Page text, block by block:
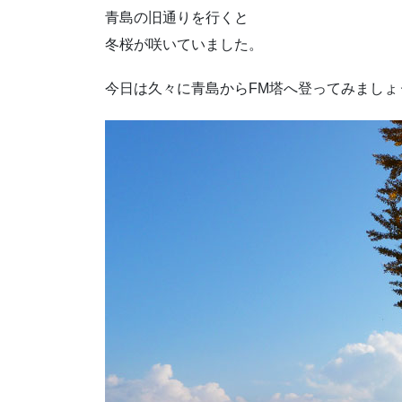
青島の旧通りを行くと
冬桜が咲いていました。
今日は久々に青島からFM塔へ登ってみまし